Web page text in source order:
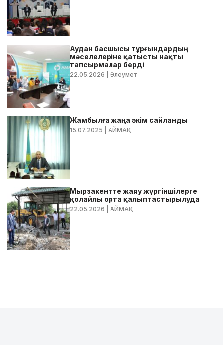
Аудан басшысы тұрғындардың
мәселелеріне қатысты нақты
тапсырмалар берді
22.05.2026 | Әлеумет
Жамбылға жаңа әкім сайланды
15.07.2025 | АЙМАҚ
Мырзакентте жаяу жүргіншілерге
қолайлы орта қалыптастырылуда
22.05.2026 | АЙМАҚ